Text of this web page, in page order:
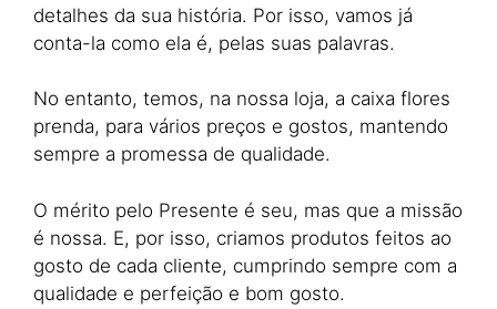
detalhes da sua história. Por isso, vamos já
conta-la como ela é, pelas suas palavras.
No entanto, temos, na nossa loja, a caixa flores
prenda, para vários preços e gostos, mantendo
sempre a promessa de qualidade.
O mérito pelo Presente é seu, mas que a missão
é nossa. E, por isso, criamos produtos feitos ao
gosto de cada cliente, cumprindo sempre com a
qualidade e perfeição e bom gosto.